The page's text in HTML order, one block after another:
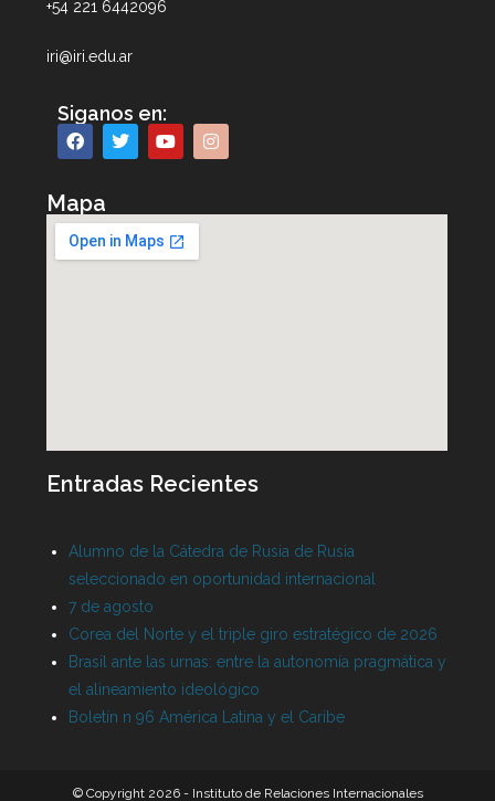
+54 221 6442096
iri@iri.edu.ar
Siganos en:
Mapa
Entradas Recientes
Alumno de la Cátedra de Rusia de Rusia
seleccionado en oportunidad internacional
7 de agosto
Corea del Norte y el triple giro estratégico de 2026
Brasil ante las urnas: entre la autonomía pragmática y
el alineamiento ideológico
Boletín n 96 América Latina y el Caribe
© Copyright 2026 - Instituto de Relaciones Internacionales